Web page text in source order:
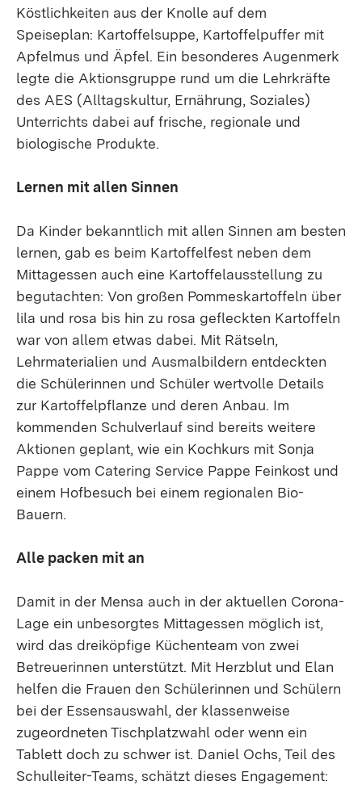
Köstlichkeiten aus der Knolle auf dem
Speiseplan: Kartoffelsuppe, Kartoffelpuffer mit
Apfelmus und Äpfel. Ein besonderes Augenmerk
legte die Aktionsgruppe rund um die Lehrkräfte
des AES (Alltagskultur, Ernährung, Soziales)
Unterrichts dabei auf frische, regionale und
biologische Produkte.
Lernen mit allen Sinnen
Da Kinder bekanntlich mit allen Sinnen am besten
lernen, gab es beim Kartoffelfest neben dem
Mittagessen auch eine Kartoffelausstellung zu
begutachten: Von großen Pommeskartoffeln über
lila und rosa bis hin zu rosa gefleckten Kartoffeln
war von allem etwas dabei. Mit Rätseln,
Lehrmaterialien und Ausmalbildern entdeckten
die Schülerinnen und Schüler wertvolle Details
zur Kartoffelpflanze und deren Anbau. Im
kommenden Schulverlauf sind bereits weitere
Aktionen geplant, wie ein Kochkurs mit Sonja
Pappe vom Catering Service Pappe Feinkost und
einem Hofbesuch bei einem regionalen Bio-
Bauern.
Alle packen mit an
Damit in der Mensa auch in der aktuellen Corona-
Lage ein unbesorgtes Mittagessen möglich ist,
wird das dreiköpfige Küchenteam von zwei
Betreuerinnen unterstützt. Mit Herzblut und Elan
helfen die Frauen den Schülerinnen und Schülern
bei der Essensauswahl, der klassenweise
zugeordneten Tischplatzwahl oder wenn ein
Tablett doch zu schwer ist. Daniel Ochs, Teil des
Schulleiter-Teams, schätzt dieses Engagement: